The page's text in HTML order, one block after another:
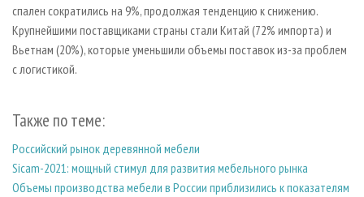
спален сократились на 9%, продолжая тенденцию к снижению.
Крупнейшими поставщиками страны стали Китай (72% импорта) и
Вьетнам (20%), которые уменьшили объемы поставок из-за проблем
с логистикой.
Также по теме:
Российский рынок деревянной мебели
Sicam-2021: мощный стимул для развития мебельного рынка
Объемы производства мебели в России приблизились к показателям